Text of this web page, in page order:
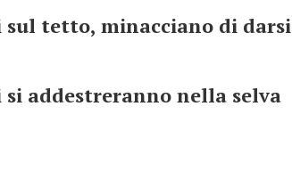
sul tetto, minacciano di darsi
addestreranno nella selva